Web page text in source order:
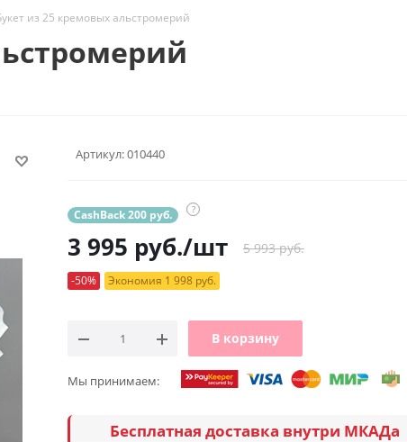
из 25 кремовых альстромерий
Артикул:010440
CashBack 200 руб. ?
3 995 руб./шт 5 993 руб.
-50% Экономия 1 998 руб.
В корзину
Мы принимаем:
Бесплатная доставка внутри МКАДа